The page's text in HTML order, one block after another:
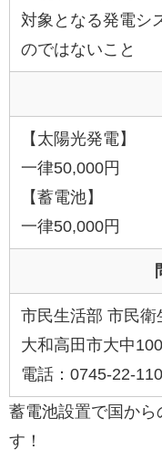
対象となる発電シ
のではないこと
【太陽光発電】
一律50,000円
【蓄電池】
一律50,000円
市民生活部 市民衛
大和高田市大中
電話：0745-22-
蓄電池設置で国から
す！